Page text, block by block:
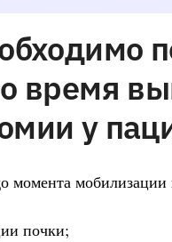
время
у
момента
почки;